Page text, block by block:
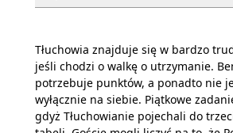
Tłuchowia znajduje się w bardzo
jeśli chodzi o walkę o utrzymanie.
potrzebuje punktów, a ponadto nie
wyłącznie na siebie. Piątkowe
gdyż Tłuchowianie pojechali do